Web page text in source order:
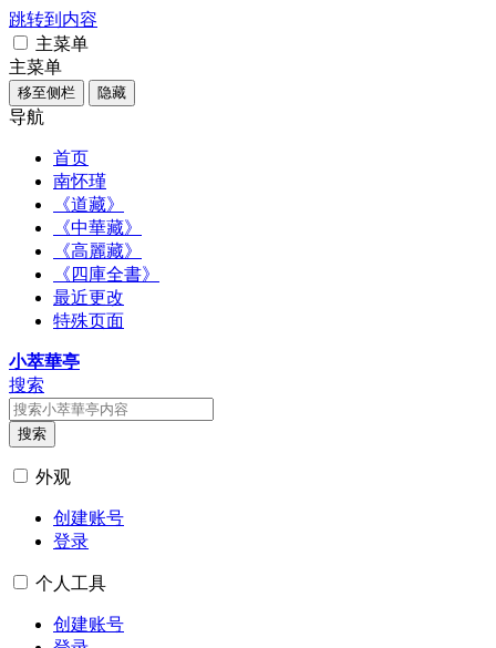
跳转到内容
主菜单
主菜单
移至侧栏 隐藏
导航
首页
南怀瑾
《道藏》
《中華藏》
《高麗藏》
《四庫全書》
最近更改
特殊页面
小萃華亭
搜索
搜索
外观
创建账号
登录
个人工具
创建账号